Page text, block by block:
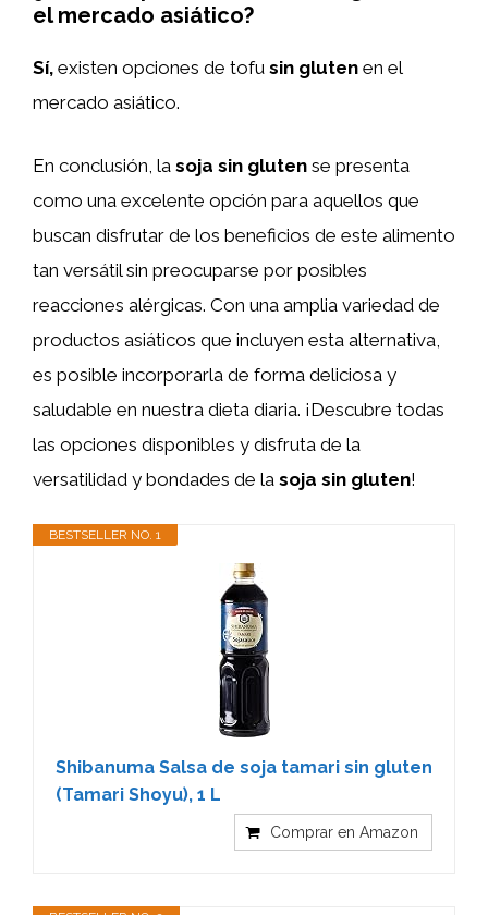
el mercado asiático?
Sí, existen opciones de tofu sin gluten en el
mercado asiático.
En conclusión, la soja sin gluten se presenta
como una excelente opción para aquellos que
buscan disfrutar de los beneficios de este alimento
tan versátil sin preocuparse por posibles
reacciones alérgicas. Con una amplia variedad de
productos asiáticos que incluyen esta alternativa,
es posible incorporarla de forma deliciosa y
saludable en nuestra dieta diaria. ¡Descubre todas
las opciones disponibles y disfruta de la
versatilidad y bondades de la soja sin gluten!
BESTSELLER NO. 1
Shibanuma Salsa de soja tamari sin gluten
(Tamari Shoyu), 1 L
Comprar en Amazon